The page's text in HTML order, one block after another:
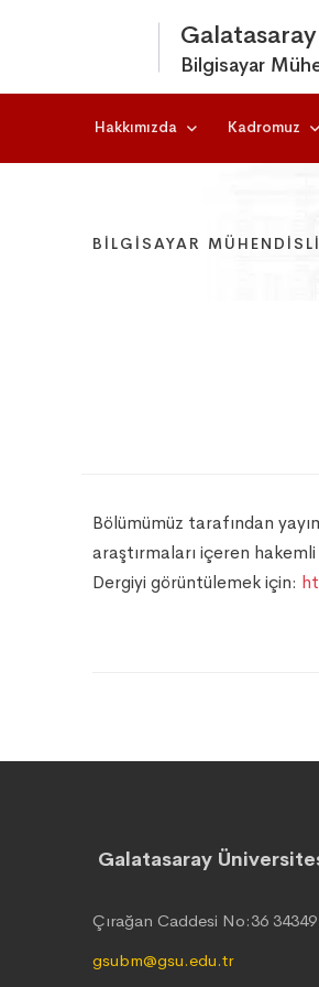
Bilgisayar
Hakkımızda Kadromuz
BILGISAYAR
BILGISAYAR
BILGISAYAR
Bölümümüz tarafından
araştırmaları içeren
Dergiyi görüntülemek için:
Galatasaray
Çırağan Caddesi No:36
gsubm@gsu.edu.tr